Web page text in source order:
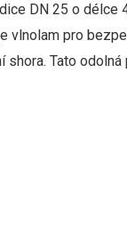
DN 25 o
pro
Tato